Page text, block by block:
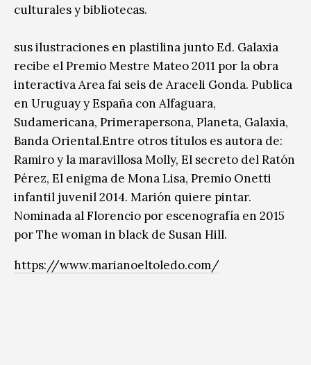
culturales y bibliotecas.
sus ilustraciones en plastilina junto Ed. Galaxia
recibe el Premio Mestre Mateo 2011 por la obra
interactiva Area fai seis de Araceli Gonda. Publica
en Uruguay y España con Alfaguara,
Sudamericana, Primerapersona, Planeta, Galaxia,
Banda Oriental.Entre otros títulos es autora de:
Ramiro y la maravillosa Molly, El secreto del Ratón
Pérez, El enigma de Mona Lisa, Premio Onetti
infantil juvenil 2014. Marión quiere pintar.
Nominada al Florencio por escenografía en 2015
por The woman in black de Susan Hill.
https://www.marianoeltoledo.com/